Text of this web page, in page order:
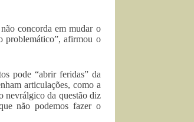
concorda em mudar o
problemático”, afirmou o
pode “abrir feridas” da
articulações, como a
nevrálgico da questão diz
não podemos fazer o